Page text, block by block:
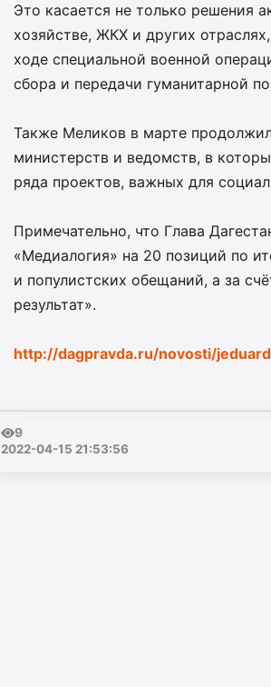
Это касается не только решения
хозяйстве, ЖКХ и других
ходе специальной военной
сбора и передачи гуманитарной
Также Меликов в марте
министерств и ведомств, в
ряда проектов, важных для
Примечательно, что Глава
«Медиалогия» на 20 позиций по
и популистских обещаний, а за
результат».
http://dagpravda.ru/novosti/
9
2022-04-15 21:53:56